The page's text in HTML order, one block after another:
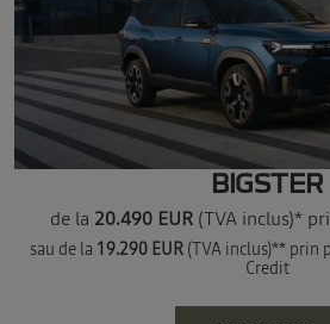
BIGSTER
de la 20.490 EUR(TVA inclus)*
sau de la 19.290 EUR(TVA inclus)** prin
Credit